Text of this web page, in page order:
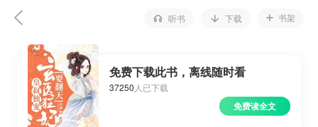
听书 下载 书架
免费下载此书，离线随时看
37250 人已下载
免费读全文